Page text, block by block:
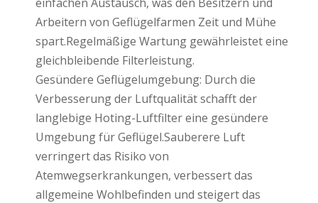
Arbeitern von Geflügelfarmen Zeit und Mühe
spart.Regelmäßige Wartung gewährleistet eine
gleichbleibende Filterleistung.
Gesündere Geflügelumgebung: Durch die
Verbesserung der Luftqualität schafft der
langlebige Hoting-Luftfilter eine gesündere
Umgebung für Geflügel.Sauberere Luft
verringert das Risiko von
Atemwegserkrankungen, verbessert das
allgemeine Wohlbefinden und steigert das